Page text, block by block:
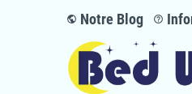
public Notre Blog help_outline